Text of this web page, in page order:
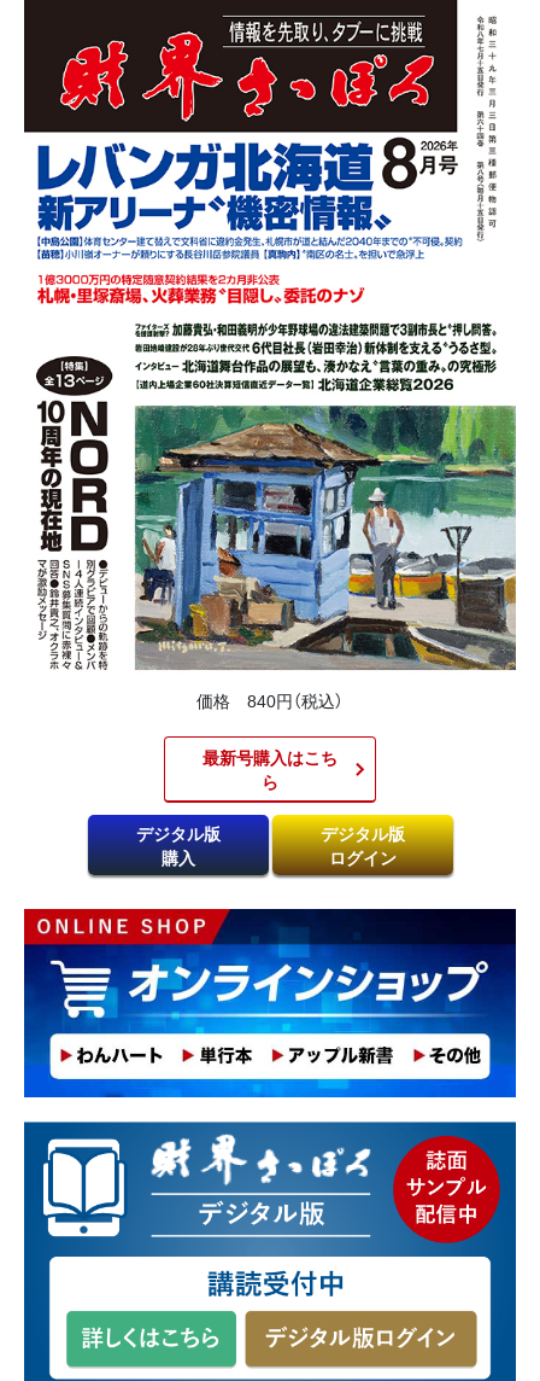
価格 840円（税込）
最新号購入はこち
ら​
デジタル版
購入
デジタル版
ログイン